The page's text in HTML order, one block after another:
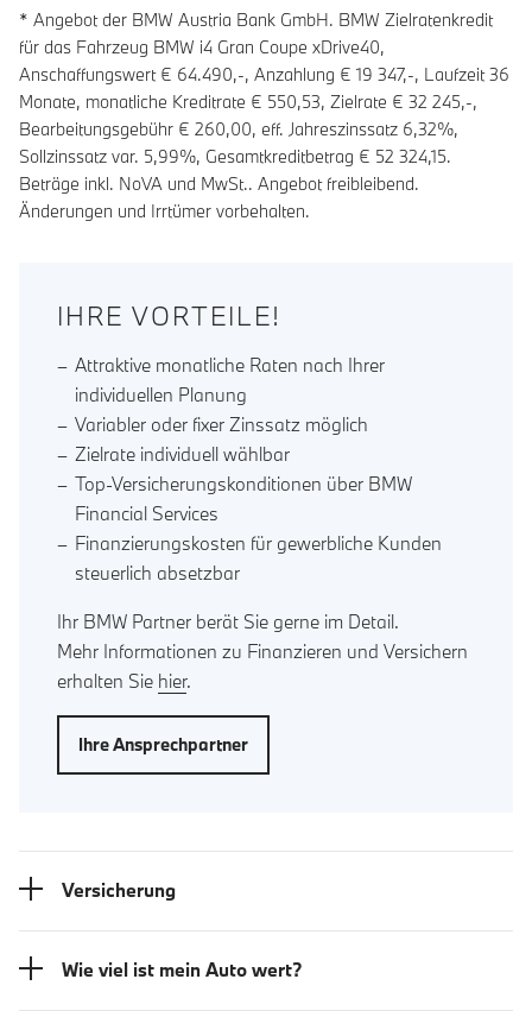
* Angebot der BMW Austria Bank GmbH. BMW Zielratenkredit
für das Fahrzeug BMW i4 Gran Coupe xDrive40,
Anschaffungswert € 64.490,-, Anzahlung € 19 347,-, Laufzeit36
Monate, monatliche Kreditrate € 550,53, Zielrate € 32 245,-,
Bearbeitungsgebühr € 260,00, eff. Jahreszinssatz 6,32%,
Sollzinssatz var. 5,99%, Gesamtkreditbetrag € 52 324,15.
Beträge inkl. NoVA und MwSt.. Angebot freibleibend.
Änderungen und Irrtümer vorbehalten.
IHRE VORTEILE!
Attraktive monatliche Raten nach Ihrer
individuellen Planung
Variabler oder fixer Zinssatz möglich
Zielrate individuell wählbar
Top-Versicherungskonditionen über BMW
Financial Services
Finanzierungskosten für gewerbliche Kunden
steuerlich absetzbar
Ihr BMW Partner berät Sie gerne im Detail.
Mehr Informationen zu Finanzieren und Versichern
erhalten Sie hier.
Ihre Ansprechpartner
Versicherung
Wie viel ist mein Auto wert?